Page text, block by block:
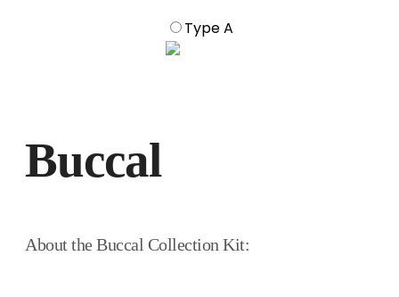
Type A
Buccal
About the Buccal Collection Kit: